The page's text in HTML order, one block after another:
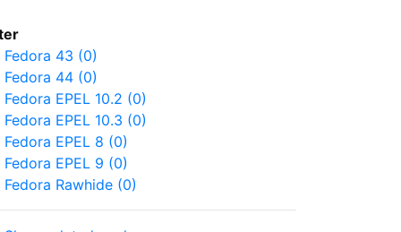
Fedora 43 (0)
Fedora 44 (0)
Fedora EPEL 10.2 (0)
Fedora EPEL 10.3 (0)
Fedora EPEL 8 (0)
Fedora EPEL 9 (0)
Fedora Rawhide (0)